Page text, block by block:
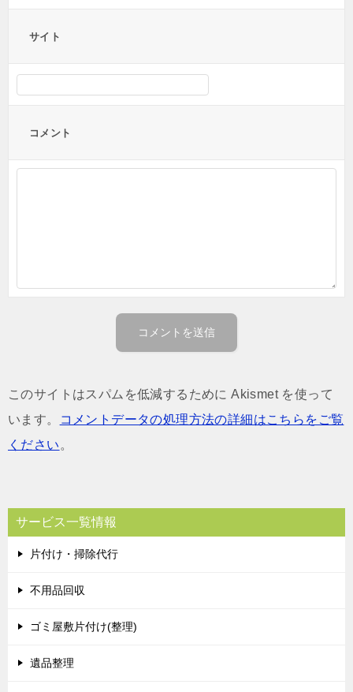
サイト
コメント
このサイトはスパムを低減するために Akismet を使って
います。
コメントデータの処理方法の詳細はこちらをご覧
ください 。
サービス一覧情報
片付け・掃除代行
不用品回収
ゴミ屋敷片付け(整理)
遺品整理